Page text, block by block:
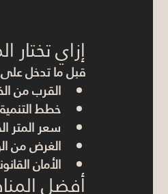
إزاي تختار
قبل ما تدخل على
القرب من
خطط
سعر المتر
الغرض من
الأمان
أفضل